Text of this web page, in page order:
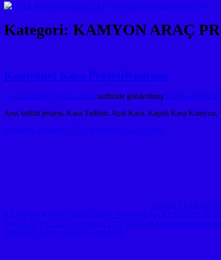
Kategori: KAMYON ARAÇ
Kamyonet Kasa ProjesiKamyon
5 Kasım 2019 17 Kasım 2019 tarihinde gönderilmiş USTA
Araç tadilat projesi, Kasa Tadilatı, Açık Kasa, Kapalı Kasa
Okumaya devam et VEYA telofon et:05323118894
ENGELLİ ARAÇI
KAMYON KAMYONET ARAÇ PROJESİ, KARA YOLU
TADİLAT PROJE, Kurs Otosu, LPG SÖKÜM Aparat tertibat
MİNİBÜS ARAÇ PROJE ANKARA